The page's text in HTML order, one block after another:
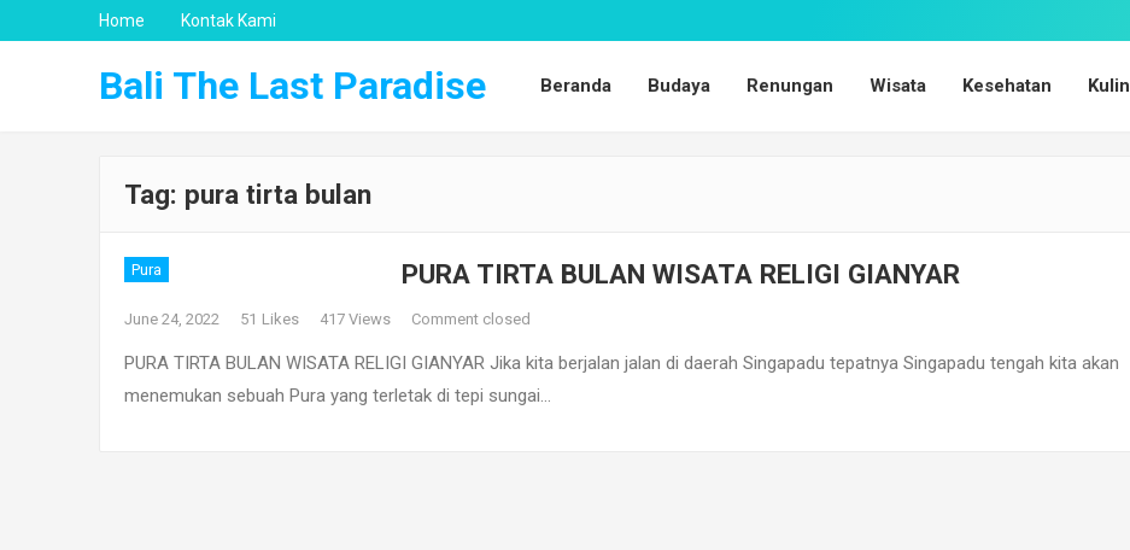
Home Kontak Kami
Bali The Last Paradise Beranda Budaya Renungan Wisata Kesehatan
Tag: pura tirta bulan
Pura PURA TIRTA BULAN WISATA RELIGI GIANYAR
June 24, 2022 51 Likes 417 Views Comment closed
PURA TIRTA BULAN WISATA RELIGI GIANYAR Jika kita berjalan jalan di daerah Singapadu tepatnya Singapadu tengah kita akan
menemukan sebuah Pura yang terletak di tepi sungai…